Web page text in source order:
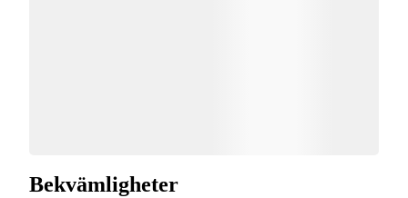
Bekvämligheter